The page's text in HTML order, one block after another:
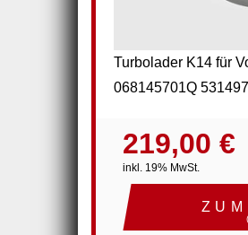
Turbolader K14 für
068145701Q
219,00 €
inkl. 19% MwSt.